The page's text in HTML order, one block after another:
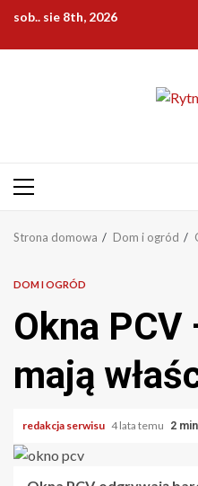
Przejdź
treści
sob.. sie 8th, 2026
Menu
Strona domowa Dom i ogród
DOM I OGRÓD
Okna PCV
mają
redakcja serwisu 4 lata temu 2